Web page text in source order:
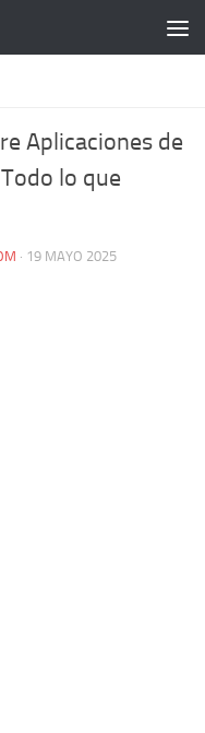
Aplicaciones de
lo que
· 19 MAYO 2025